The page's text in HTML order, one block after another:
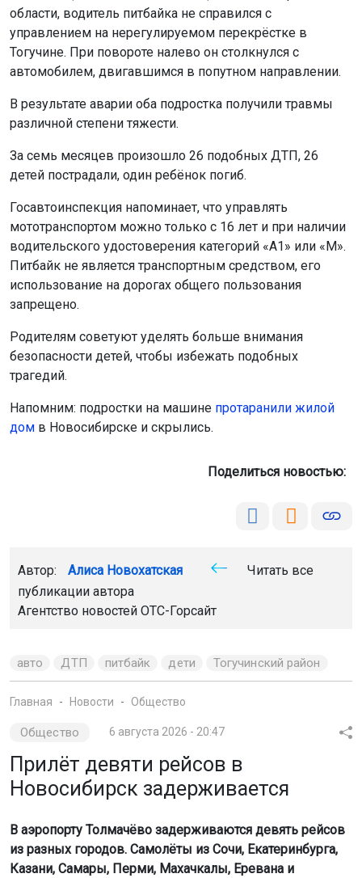
области, водитель питбайка не справился с
управлением на нерегулируемом перекрёстке в
Тогучине. При повороте налево он столкнулся с
автомобилем, двигавшимся в попутном направлении.
В результате аварии оба подростка получили травмы
различной степени тяжести.
За семь месяцев произошло 26 подобных ДТП, 26
детей пострадали, один ребёнок погиб.
Госавтоинспекция напоминает, что управлять
мототранспортом можно только с 16 лет и при наличии
водительского удостоверения категорий «А1» или «М».
Питбайк не является транспортным средством, его
использование на дорогах общего пользования
запрещено.
Родителям советуют уделять больше внимания
безопасности детей, чтобы избежать подобных
трагедий.
Напомним: подростки на машине протаранили жилой
дом в Новосибирске и скрылись.
Поделиться новостью:
Автор: Алиса Новохатская
Читать все
публикации автора
Агентство новостей ОТС-Горсайт
авто ДТП питбайк дети Тогучинский район
Главная Новости Общество
Общество 6 августа 2026 - 20:47
Прилёт девяти рейсов в
Новосибирск задерживается
В аэропорту Толмачёво задерживаются девять рейсов
из разных городов. Самолёты из Сочи, Екатеринбурга,
Казани, Самары, Перми, Махачкалы, Еревана и